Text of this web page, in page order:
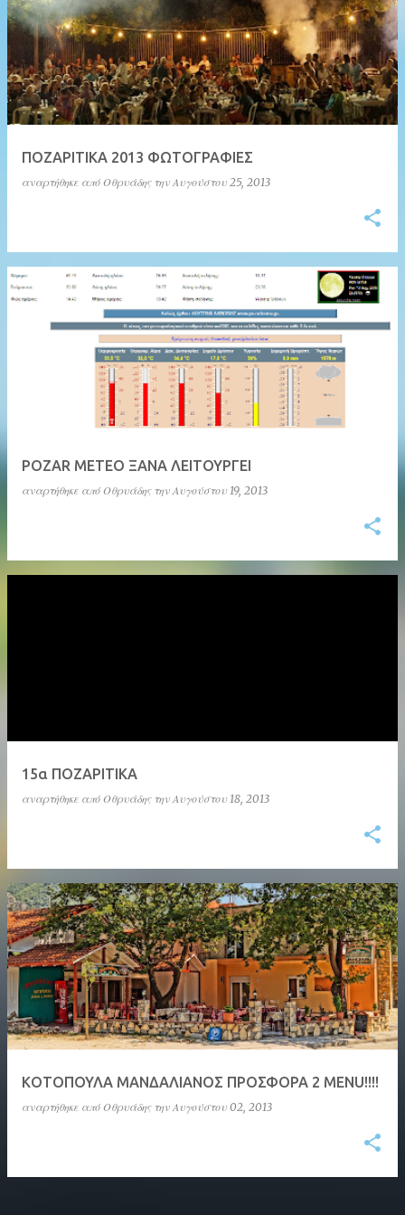
ΠΟΖΑΡΙΤΙΚΑ 2013 ΦΩΤΟΓΡΑΦΙΕΣ
αναρτήθηκε από Οθρυάδης τηνΑυγούστου 25, 2013
POZAR METEO ΞΑΝΑ ΛΕΙΤΟΥΡΓΕΙ
αναρτήθηκε από Οθρυάδης τηνΑυγούστου 19, 2013
15α ΠΟΖΑΡΙΤΙΚΑ
αναρτήθηκε από Οθρυάδης τηνΑυγούστου 18, 2013
ΚΟΤΟΠΟΥΛΑ ΜΑΝΔΑΛΙΑΝΟΣ ΠΡΟΣΦΟΡΑ 2 MENU!!!!
αναρτήθηκε από Οθρυάδης τηνΑυγούστου 02, 2013